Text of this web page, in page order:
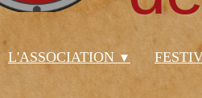
L'ASSOCIATION ▼